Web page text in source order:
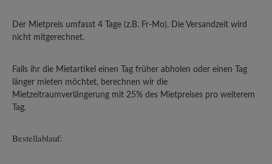
Der Mietpreis umfasst 4 Tage (z.B. Fr-Mo). Die Versandzeit wird
nicht mitgerechnet.
Falls ihr die Mietartikel einen Tag früher abholen oder einen Tag
länger mieten möchtet, berechnen wir die
Mietzeitraumverlängerung mit 25% des Mietpreises pro weiterem
Tag.
Bestellablauf: